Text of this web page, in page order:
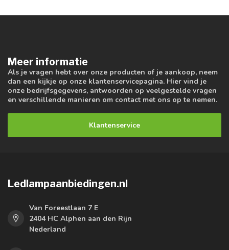
Meer informatie
Als je vragen hebt over onze producten of je aankoop, neem
dan een kijkje op onze klantenservicepagina. Hier vind je
onze bedrijfsgegevens, antwoorden op veelgestelde vragen
en verschillende manieren om contact met ons op te nemen.
Klantenservice
Ledlampaanbiedingen.nl
Van Foreestlaan 7 E
2404 HC Alphen aan den Rijn
Nederland